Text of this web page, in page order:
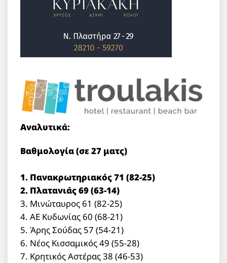
Αναλυτικά:
Βαθμολογία (σε 27 ματς)
1. Πανακρωτηριακός 71 (82-25)
2. Πλατανιάς 69 (63-14)
3. Μινώταυρος 61 (82-25)
4. ΑΕ Κυδωνίας 60 (68-21)
5. Άρης Σούδας 57 (54-21)
6. Νέος Κισσαμικός 49 (55-28)
7. Κρητικός Αστέρας 38 (46-53)